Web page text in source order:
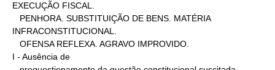
EXECUÇÃO FISCAL.
INFRACONSTITUCIONAL.
I - Ausência de